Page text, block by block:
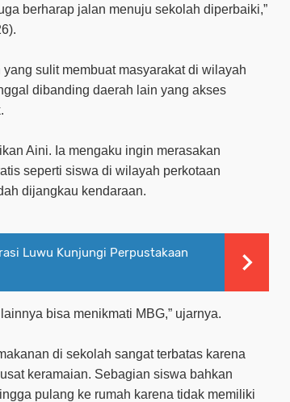
berharap jalan menuju sekolah diperbaiki,”
sulit membuat masyarakat di wilayah
dibanding daerah lain yang akses
Aini. Ia mengaku ingin merasakan
seperti siswa di wilayah perkotaan
dijangkau kendaraan.
Luwu Kunjungi Perpustakaan
bisa menikmati MBG,” ujarnya.
di sekolah sangat terbatas karena
keramaian. Sebagian siswa bahkan
pulang ke rumah karena tidak memiliki